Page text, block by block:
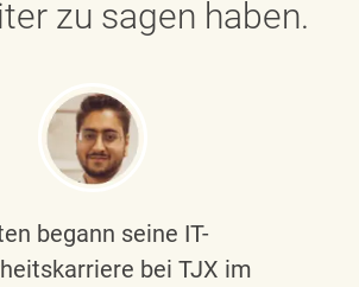
zu sagen haben.
begann seine IT-
bei TJX im